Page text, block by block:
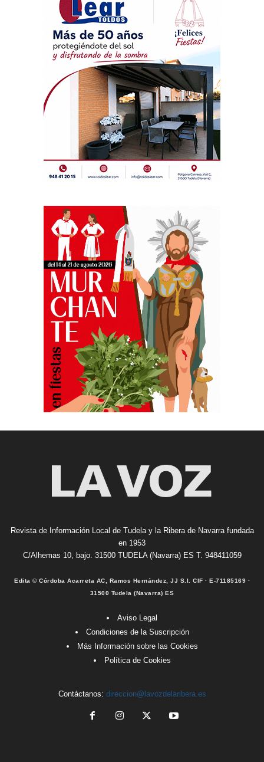
Revista de Información Local de Tudela y la Ribera de Navarra fundada
en 1953
C/Alhemas 10, bajo. 31500 TUDELA (Navarra) ES T. 948411059
Edita © Córdoba Acarreta AC, Ramos Hernández, JJ S.I. CIF · E-71185169 ·
31500 Tudela (Navarra) ES
Aviso Legal
Condiciones de la Suscripción
Más Información sobre las Cookies
Política de Cookies
Contáctanos: direccion@lavozdelaribera.es